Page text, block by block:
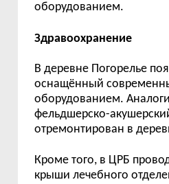
оборудованием.
Здравоохранение
Вдеревне Погорелье
оснащённый
оборудованием.
фельдшерско-акушерски
отремонтирован в
Кроме того, в ЦРБ
крыши лечебного